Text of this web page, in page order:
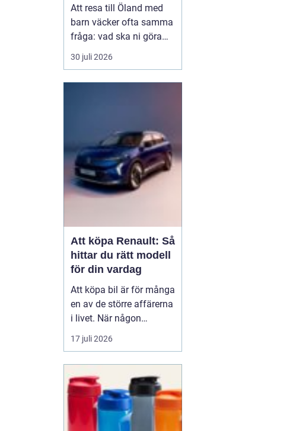
Att resa till Öland med
barn väcker ofta samma
fråga: vad ska ni göra
för att alla ska trivas,
oavsett ålder och
30 juli 2026
Att köpa Renault: Så
hittar du rätt modell
för din vardag
Att köpa bil är för många
en av de större affärerna
i livet. När någon
funderar på att köpa
Renault Skåne
17 juli 2026